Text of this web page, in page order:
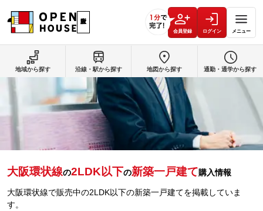
会員登録 ログイン メニュー
大阪環状線の2LDK以下の新築一戸建て購入情報
大阪環状線で販売中の2LDK以下の新築一戸建てを掲載していま
す。
地域から探す 沿線・駅から探す 地図から探す 通勤・通学から探す